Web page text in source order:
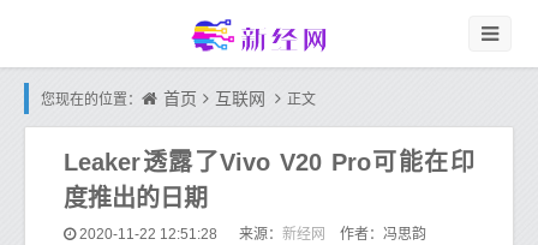
您现在的位置： 首页 互联网 正文
Leaker透露了Vivo V20 Pro可能在印
度推出的日期
2020-11-22 12:51:28 来源： 新经网 作者：冯思韵